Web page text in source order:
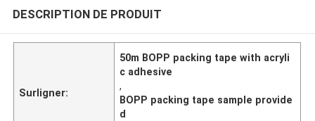
DESCRIPTION DE PRODUIT
Surligner:
50m BOPP packing tape with acryli
c adhesive
,
BOPP packing tape sample provide
d